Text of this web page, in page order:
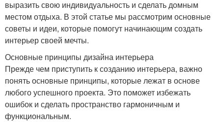
выразить свою индивидуальность и сделать домным
местом отдыха. В этой статье мы рассмотрим основные
советы и идеи, которые помогут начинающим создать
интерьер своей мечты.
Основные принципы дизайна интерьера
Прежде чем приступить к созданию интерьера, важно
понять основные принципы, которые лежат в основе
любого успешного проекта. Это поможет избежать
ошибок и сделать пространство гармоничным и
функциональным.